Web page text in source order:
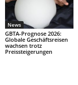
News
GBTA-Prognose 2026:
Globale Geschäftsreisen
wachsen trotz
Preissteigerungen